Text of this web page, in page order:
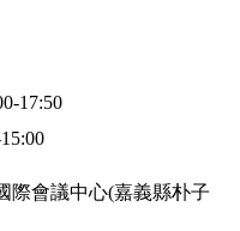
17:50
際會議中心(嘉義縣朴子